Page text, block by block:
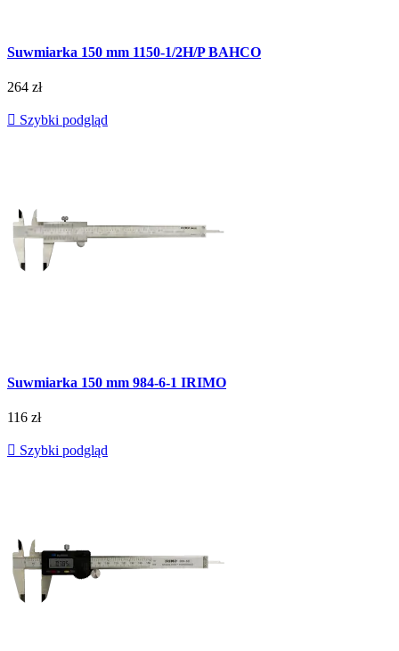
Suwmiarka 150 mm 1150-1/2H/P BAHCO
264 zł
 Szybki podgląd
Suwmiarka 150 mm 984-6-1 IRIMO
116 zł
 Szybki podgląd